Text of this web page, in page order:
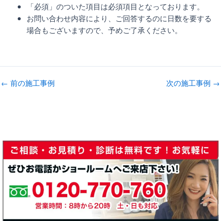
「必須」のついた項目は必須項目となっております。
お問い合わせ内容により、ご回答するのに日数を要する
場合もございますので、予めご了承ください。
← 前の施工事例 次の施工事例 →